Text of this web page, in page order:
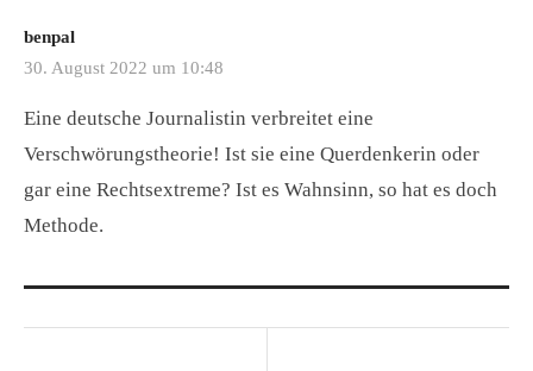
benpal
30. August 2022 um 10:48
Eine deutsche Journalistin verbreitet eine
Verschwörungstheorie! Ist sie eine Querdenkerin oder
gar eine Rechtsextreme? Ist es Wahnsinn, so hat es doch
Methode.